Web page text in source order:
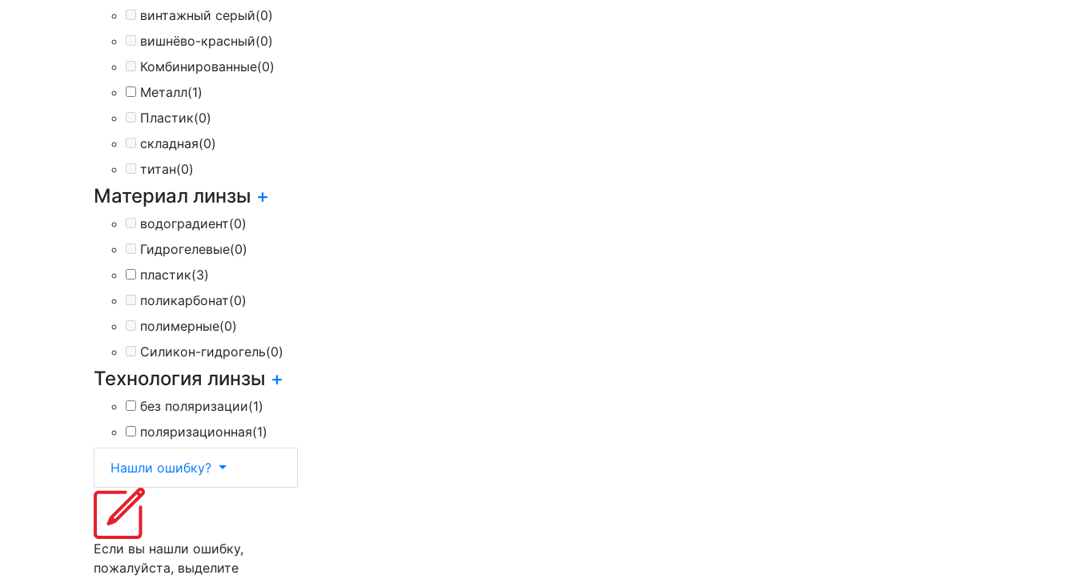
винтажный серый(0)
вишнёво-красный(0)
Комбинированные(0)
Металл(1)
Пластик(0)
складная(0)
титан(0)
Материал линзы +
водоградиент(0)
Гидрогелевые(0)
пластик(3)
поликарбонат(0)
полимерные(0)
Силикон-гидрогель(0)
Технология линзы +
без поляризации(1)
поляризационная(1)
Нашли ошибку?
Если вы нашли ошибку,
пожалуйста, выделите